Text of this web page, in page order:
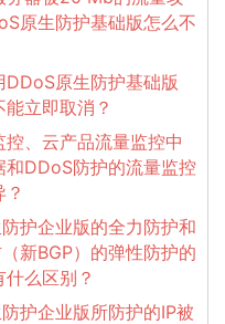
原生防护基础版怎么不
DDoS原生防护基础版
立即取消？
控、云产品流量监控中
和DDoS防护的流量监控
护企业版的全力防护和
新BGP）的弹性防护的
么区别？
护企业版所防护的IP被